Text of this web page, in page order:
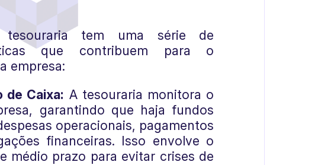
tesouraria tem uma série de
que contribuem para o
empresa:
de Caixa: A tesouraria monitora o
garantindo que haja fundos
operacionais, pagamentos
financeiras. Isso envolve o
médio prazo para evitar crises de